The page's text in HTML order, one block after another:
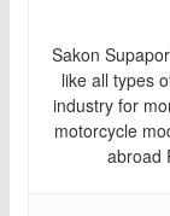
Sakon
like all types
industry for
motorcycle
abroad